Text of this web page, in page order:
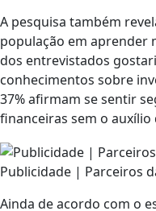
A pesquisa também
população em aprender
dos entrevistados
conhecimentos sobre
37% afirmam se sentir
financeiras sem o
Publicidade | Parceiros
Ainda de acordo com o